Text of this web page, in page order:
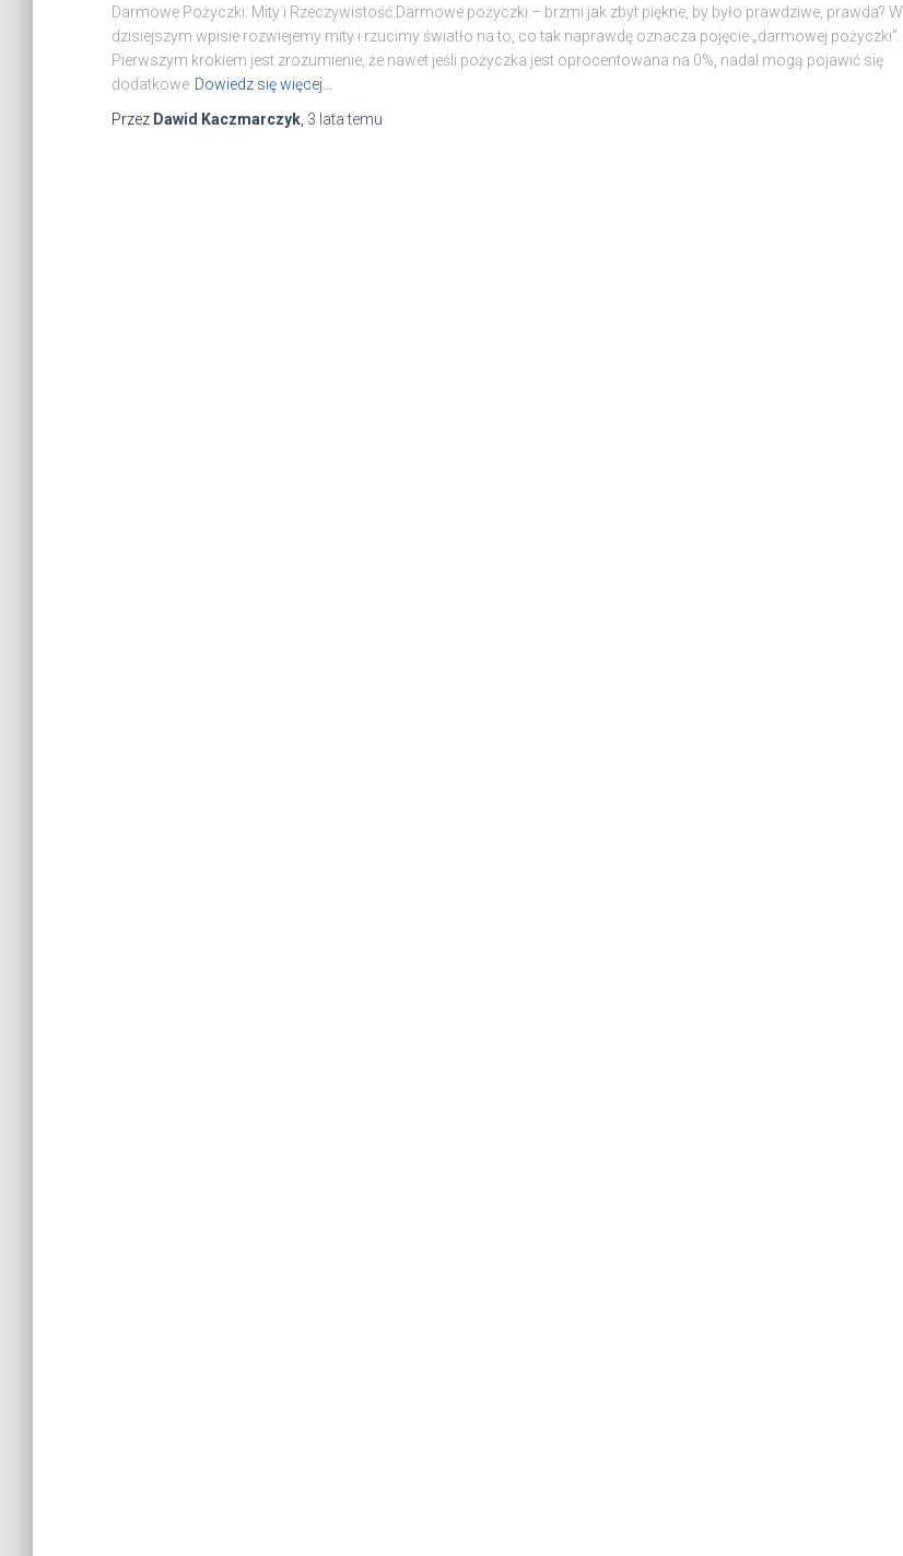
Darmowe Pożyczki: Mity i Rzeczywistość Darmowe pożyczki – brzmi jak zbyt piękne, by było prawdziwe, prawda? W
dzisiejszym wpisie rozwiejemy mity i rzucimy światło na to, co tak naprawdę oznacza pojęcie „darmowej pożyczki”.
Pierwszym krokiem jest zrozumienie, że nawet jeśli pożyczka jest oprocentowana na 0%, nadal mogą pojawić się
dodatkowe Dowiedz się więcej…
Przez Dawid Kaczmarczyk 3 latatemu